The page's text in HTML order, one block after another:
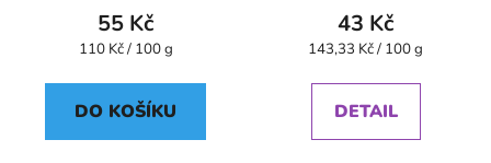
55 Kč
Měrná
110 Kč / 100 g
DO KOŠÍKU
43 Kč
Měrná
143,33 Kč / 100 g
DETAIL